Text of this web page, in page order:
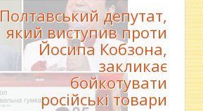
Полтавський депутат,
який виступив проти
Йосипа Кобзона,
закликає
бойкотувати
російські товари